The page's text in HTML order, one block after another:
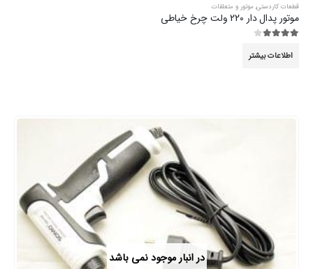
قطعات کاردستی, موتور و متعلقات
موتور پدال دار 220 ولت چرخ خیاطی
اطلاعات بیشتر
در انبار موجود نمی باشد